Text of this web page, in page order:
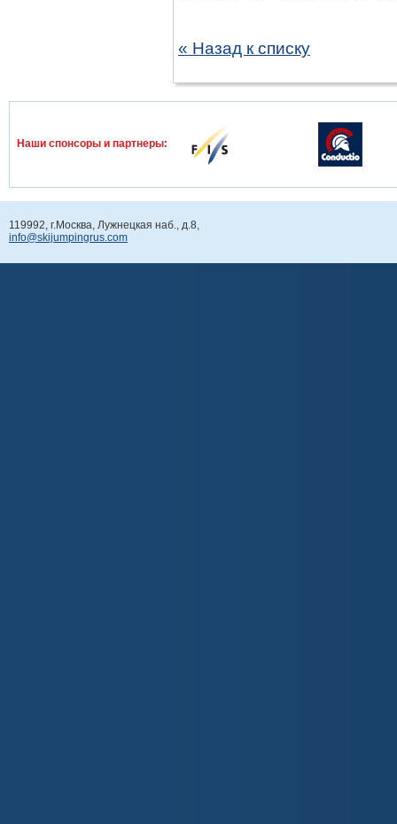
« Назад к списку
Наши спонcоры и партнеры:
119992, г.Москва, Лужнецкая наб., д.8,
info@skijumpingrus.com